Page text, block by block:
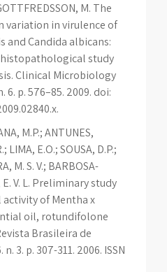
M. The
variation in virulence of
and Candida albicans:
study
Clinical Microbiology
6. p. 576–85. 2009. doi:
M.P.; ANTUNES,
LIMA, E.O.; SOUSA, D.P.;
M. S. V.; BARBOSA-
E. V. L. Preliminary study
of Mentha x
oil, rotundifolone
Brasileira de
3. p. 307-311. 2006. ISSN